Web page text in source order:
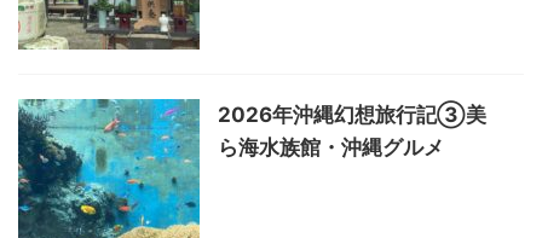
2026年沖縄幻想旅行記③美
ら海水族館・沖縄グルメ